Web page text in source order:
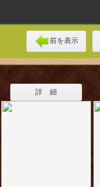
前を表示
詳 細